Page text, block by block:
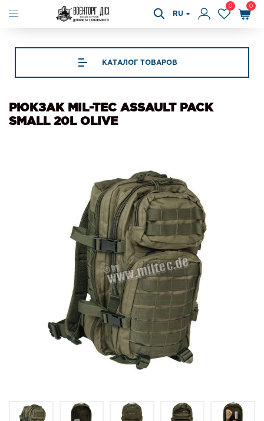
RU
0 0
КАТАЛОГ ТОВАРОВ
РЮКЗАК MIL-TEC ASSAULT PACK
SMALL 20L OLIVE